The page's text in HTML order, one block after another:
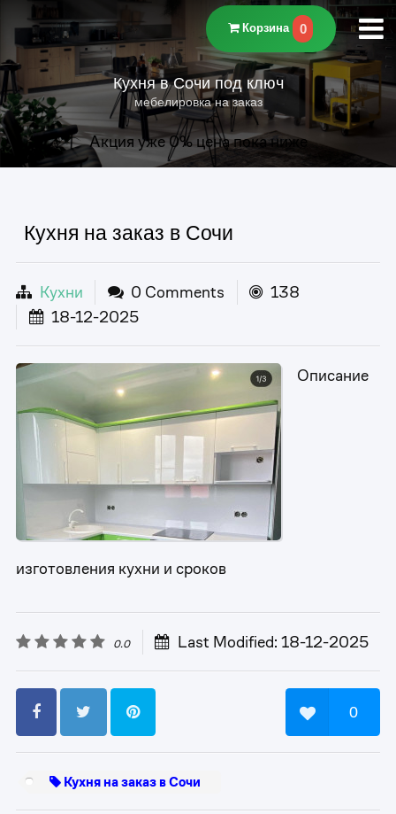
Корзина 0
Кухня в Сочи под ключ
мебелировка на заказ
Акция уже0% цена пока ниже
Кухня на заказ в Сочи
Кухни 0 Comments
138
18-12-2025
Описание
изготовления кухни и сроков
0.0 Last Modified: 18-12-2025
0
Кухня на заказ в Сочи